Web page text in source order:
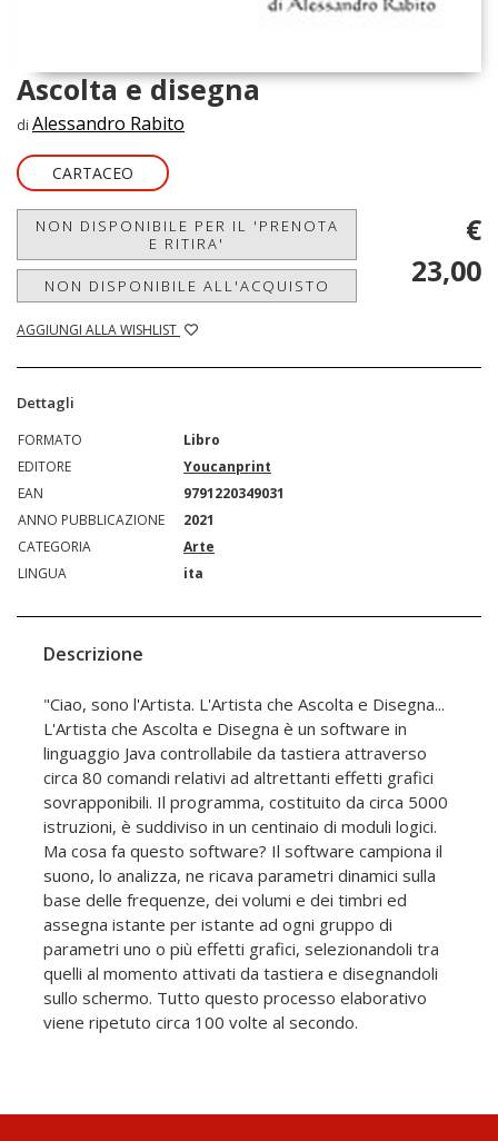
Ascolta e disegna
di Alessandro Rabito
CARTACEO
NON DISPONIBILE PER IL 'PRENOTA
E RITIRA'
NON DISPONIBILE ALL'ACQUISTO
AGGIUNGI ALLA WISHLIST
€
23,00
Dettagli
FORMATO
Libro
EDITORE
Youcanprint
EAN
9791220349031
ANNO PUBBLICAZIONE
2021
CATEGORIA
Arte
LINGUA
ita
Descrizione
"Ciao, sono l'Artista. L'Artista che Ascolta e Disegna...
L'Artista che Ascolta e Disegna è un software in
linguaggio Java controllabile da tastiera attraverso
circa 80 comandi relativi ad altrettanti effetti grafici
sovrapponibili. Il programma, costituito da circa 5000
istruzioni, è suddiviso in un centinaio di moduli logici.
Ma cosa fa questo software? Il software campiona il
suono, lo analizza, ne ricava parametri dinamici sulla
base delle frequenze, dei volumi e dei timbri ed
assegna istante per istante ad ogni gruppo di
parametri uno o più effetti grafici, selezionandoli tra
quelli al momento attivati da tastiera e disegnandoli
sullo schermo. Tutto questo processo elaborativo
viene ripetuto circa 100 volte al secondo.